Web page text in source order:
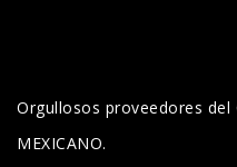
Orgullosos proveedores del
MEXICANO.